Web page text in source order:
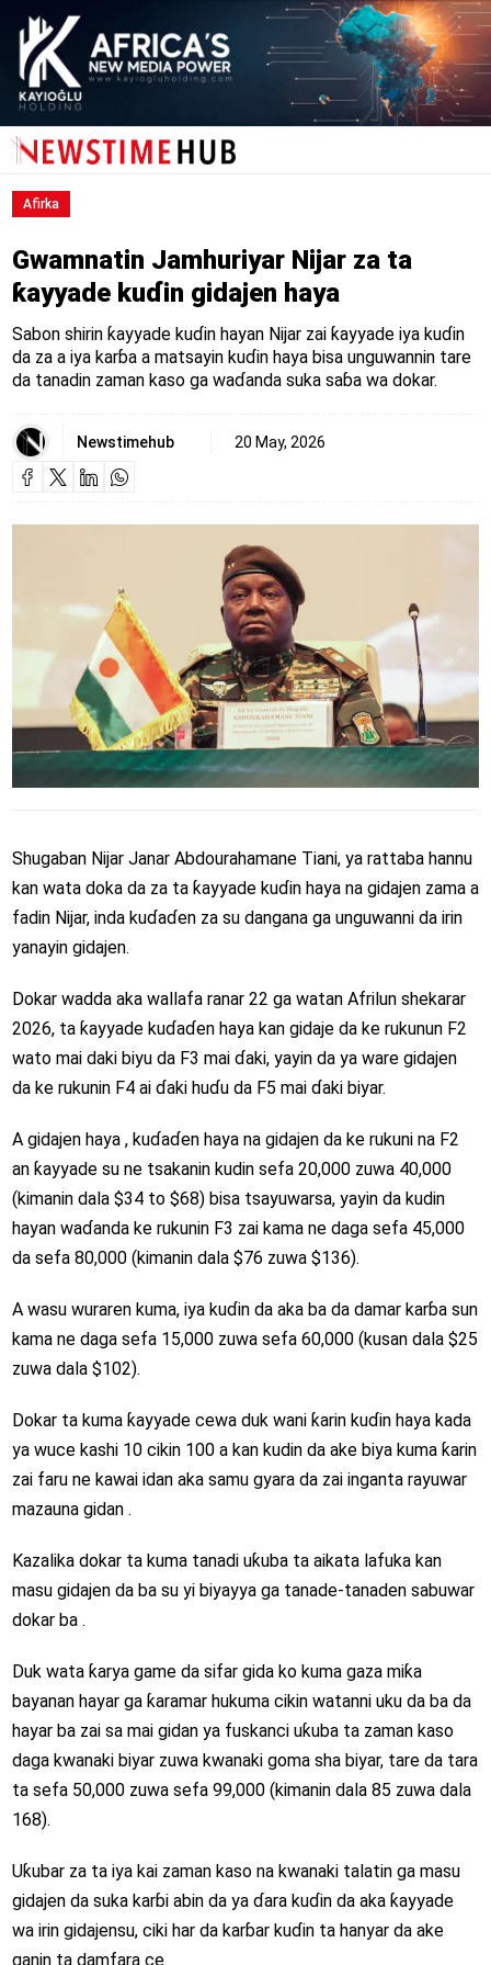
Afirka
Gwamnatin Jamhuriyar Nijar za ta
ƙayyade kuɗin gidajen haya
Sabon shirin ƙayyade kuɗin hayan Nijar zai ƙayyade iya kuɗin
da za a iya karɓa a matsayin kuɗin haya bisa unguwannin tare
da tanadin zaman kaso ga waɗanda suka saɓa wa dokar.
Newstimehub 20 May, 2026
Shugaban Nijar Janar Abdourahamane Tiani, ya rattaba hannu
kan wata doka da za ta ƙayyade kuɗin haya na gidajen zama a
fadin Nijar, inda kuɗaɗen za su dangana ga unguwanni da irin
yanayin gidajen.
Dokar wadda aka wallafa ranar 22 ga watan Afrilun shekarar
2026, ta ƙayyade kuɗaɗen haya kan gidaje da ke rukunun F2
wato mai daki biyu da F3 mai ɗaki, yayin da ya ware gidajen
da ke rukunin F4 ai ɗaki huɗu da F5 mai ɗaki biyar.
A gidajen haya , kuɗaɗen haya na gidajen da ke rukuni na F2
an ƙayyade su ne tsakanin kudin sefa 20,000 zuwa 40,000
(kimanin dala $34 to $68) bisa tsayuwarsa, yayin da kudin
hayan waɗanda ke rukunin F3 zai kama ne daga sefa 45,000
da sefa 80,000 (kimanin dala $76 zuwa $136).
A wasu wuraren kuma, iya kuɗin da aka ba da damar karɓa sun
kama ne daga sefa 15,000 zuwa sefa 60,000 (kusan dala $25
zuwa dala $102).
Dokar ta kuma ƙayyade cewa duk wani ƙarin kuɗin haya kada
ya wuce kashi 10 cikin 100 a kan kudin da ake biya kuma ƙarin
zai faru ne kawai idan aka samu gyara da zai inganta rayuwar
mazauna gidan .
Kazalika dokar ta kuma tanadi uƙuba ta aikata lafuka kan
masu gidajen da ba su yi biyayya ga tanade-tanaden sabuwar
dokar ba .
Duk wata ƙarya game da sifar gida ko kuma gaza miƙa
bayanan hayar ga ƙaramar hukuma cikin watanni uku da ba da
hayar ba zai sa mai gidan ya fuskanci uƙuba ta zaman kaso
daga kwanaki biyar zuwa kwanaki goma sha biyar, tare da tara
ta sefa 50,000 zuwa sefa 99,000 (kimanin dala 85 zuwa dala
168).
Uƙubar za ta iya kai zaman kaso na kwanaki talatin ga masu
gidajen da suka karɓi abin da ya ɗara kuɗin da aka ƙayyade
wa irin gidajensu, ciki har da karɓar kuɗin ta hanyar da ake
ganin ta damfara ce.